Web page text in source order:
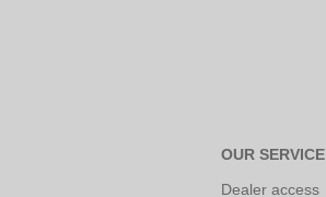
OUR SERVICE
Dealer access